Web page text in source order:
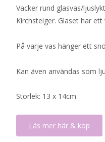
Vacker rund glasvas/
Kirchsteiger. Glaset har
På varje vas hänger ett
Kan även användas som
Storlek: 13 x 14cm
Läs mer här & köp